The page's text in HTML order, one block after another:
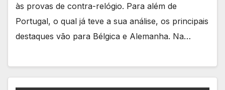
às provas de contra-relógio. Para além de
Portugal, o qual já teve a sua análise, os principais
destaques vão para Bélgica e Alemanha. Na…